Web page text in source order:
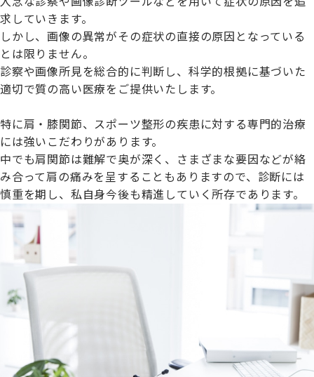
求していきます。
しかし、画像の異常がその症状の直接の原因となっている
とは限りません。
診察や画像所見を総合的に判断し、科学的根拠に基づいた
適切で質の高い医療をご提供いたします。
特に肩・膝関節、スポーツ整形の疾患に対する専門的治療
には強いこだわりがあります。
中でも肩関節は難解で奥が深く、さまざまな要因などが絡
み合って肩の痛みを呈することもありますので、診断には
慎重を期し、私自身今後も精進していく所存であります。